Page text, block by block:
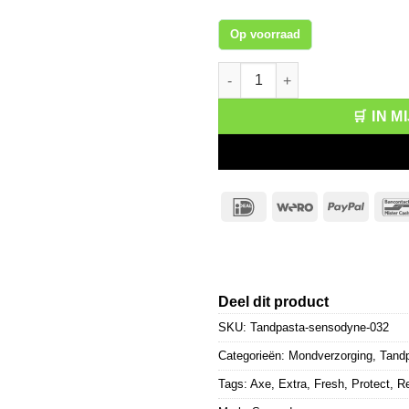
Op voorraad
Sensodyne Tandpasta
🛒 IN
IDeal Wero
Deel dit product
SKU: Tandpasta-sensodyne-032
Categorieën: Mondverzorging
Tags: Axe Extra Fresh Protect